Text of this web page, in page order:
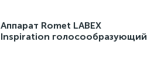
Аппарат Romet LABEX
Inspiration голосообразующий